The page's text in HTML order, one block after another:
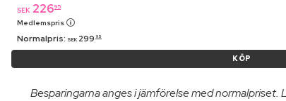
SEK 22695
Medlemspris
Normalpris: SEK 299 95
KÖP
Besparingarna anges i jämförelse med